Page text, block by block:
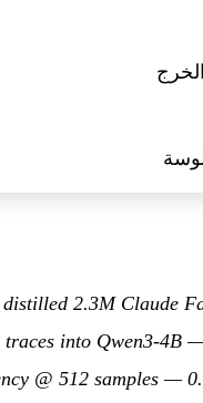
distilled 2.3M Claude
traces into Qwen3-4B
@ 512 samples —